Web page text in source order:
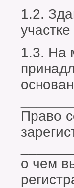
1.2.
1.3. На
Право
о чем